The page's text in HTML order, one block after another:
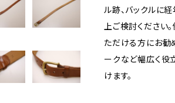
ル跡、バックルに
上ご検討ください
ただける方にお勧
ークなど幅広く役
けます。